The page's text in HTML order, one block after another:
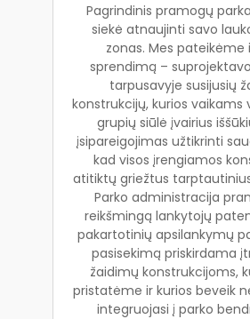
Pagrindinis pramogų
siekė atnaujinti savo
zonas. Mes pateikėme
sprendimą –
tarpusavyje susijusių
konstrukcijų, kurios vaikams
grupių siūlė įvairius
įsipareigojimas užtikrinti
kad visos įrengiamos
atitiktų griežtus
Parko administracija
reikšmingą lankytojų
pakartotinių apsilankymų
pasisekimą priskirdama
žaidimų konstrukcijoms,
pristatėme ir kurios beveik
integruojasi į parko